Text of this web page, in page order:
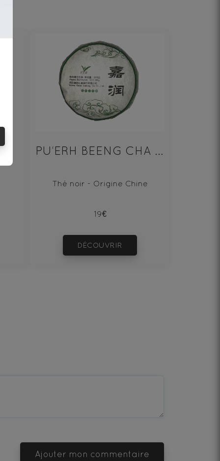
PU‘ERH BEENG CHA SHENG 100g
Thé noir - Origine Chine
19€
DÉCOUVRIR
Ajouter mon commentaire